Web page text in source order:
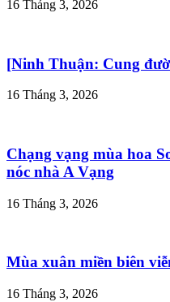
16 Tháng 3, 2026
[Ninh Thuận: Cung
16 Tháng 3, 2026
Chạng vạng mùa hoa
nóc nhà A Vạng
16 Tháng 3, 2026
Mùa xuân miền biên
16 Tháng 3, 2026